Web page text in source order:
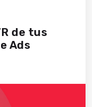
de tus
Ads